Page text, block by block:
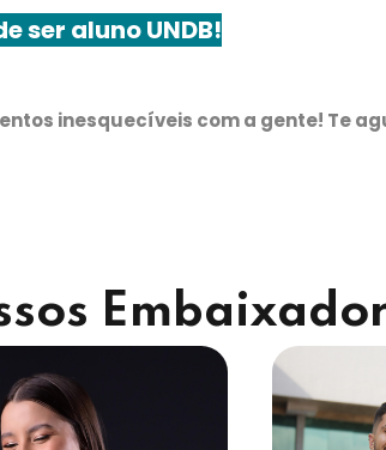
ser aluno UNDB!
inesquecíveis com a gente! Te